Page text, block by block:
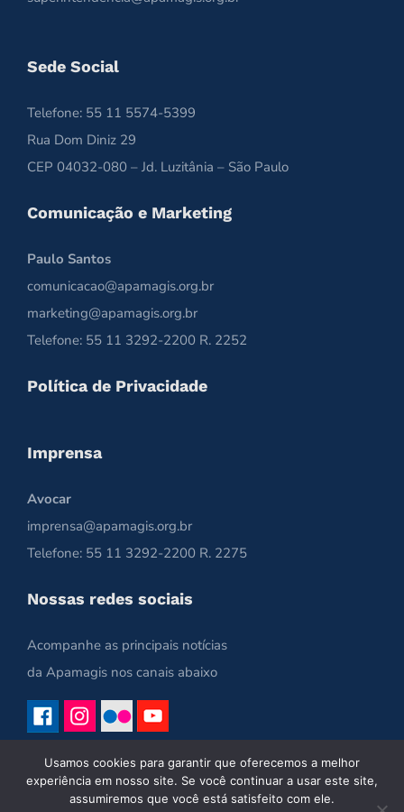
Sede Social
Telefone: 55 11 5574-5399
Rua Dom Diniz 29
CEP 04032-080 – Jd. Luzitânia – São Paulo
Comunicação e Marketing
Paulo Santos
comunicacao@apamagis.org.br
marketing@apamagis.org.br
Telefone: 55 11 3292-2200 R. 2252
Política de Privacidade
Imprensa
Avocar
imprensa@apamagis.org.br
Telefone: 55 11 3292-2200 R. 2275
Nossas redes sociais
Acompanhe as principais notícias
da Apamagis nos canais abaixo
Usamos cookies para garantir que oferecemos a melhor
experiência em nosso site. Se você continuar a usar este site,
assumiremos que você está satisfeito com ele.